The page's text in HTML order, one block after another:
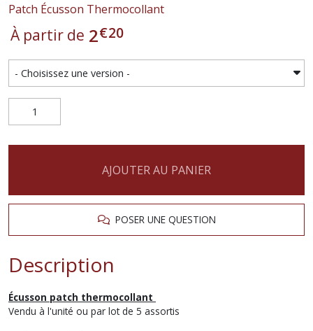
Patch Écusson Thermocollant
À partir de 2€20
AJOUTER AU PANIER
POSER UNE QUESTION
Description
Écusson patch thermocollant
Vendu à l'unité ou par lot de 5 assortis